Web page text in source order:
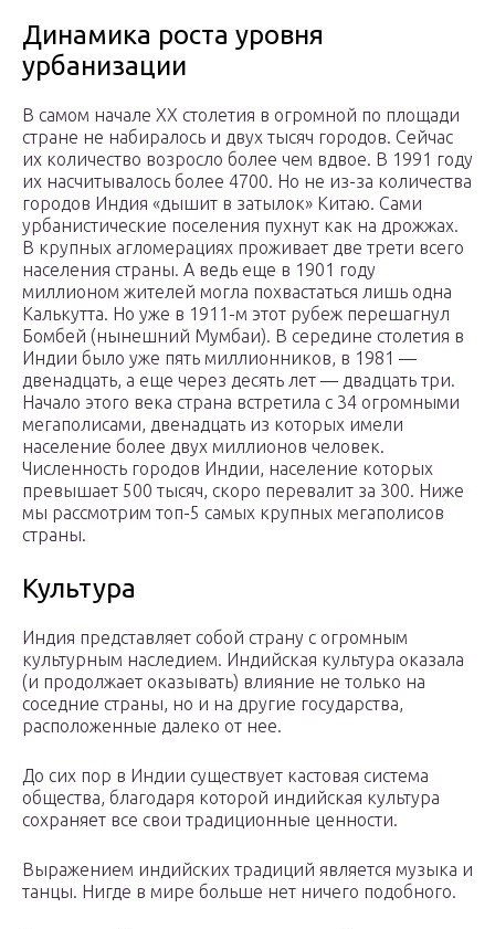
Динамика роста уровня
урбанизации
В самом начале ХХ столетия в огромной по площади
стране не набиралось и двух тысяч городов. Сейчас
их количество возросло более чем вдвое. В 1991 году
их насчитывалось более 4700. Но не из-за количества
городов Индия «дышит в затылок» Китаю. Сами
урбанистические поселения пухнут как на дрожжах.
В крупных агломерациях проживает две трети всего
населения страны. А ведь еще в 1901 году
миллионом жителей могла похвастаться лишь одна
Калькутта. Но уже в 1911-м этот рубеж перешагнул
Бомбей (нынешний Мумбаи). В середине столетия в
Индии было уже пять миллионников, в 1981 —
двенадцать, а еще через десять лет — двадцать три.
Начало этого века страна встретила с 34 огромными
мегаполисами, двенадцать из которых имели
население более двух миллионов человек.
Численность городов Индии, население которых
превышает 500 тысяч, скоро перевалит за 300. Ниже
мы рассмотрим топ-5 самых крупных мегаполисов
страны.
Культура
Индия представляет собой страну с огромным
культурным наследием. Индийская культура оказала
(и продолжает оказывать) влияние не только на
соседние страны, но и на другие государства,
расположенные далеко от нее.
До сих пор в Индии существует кастовая система
общества, благодаря которой индийская культура
сохраняет все свои традиционные ценности.
Выражением индийских традиций является музыка и
танцы. Нигде в мире больше нет ничего подобного.